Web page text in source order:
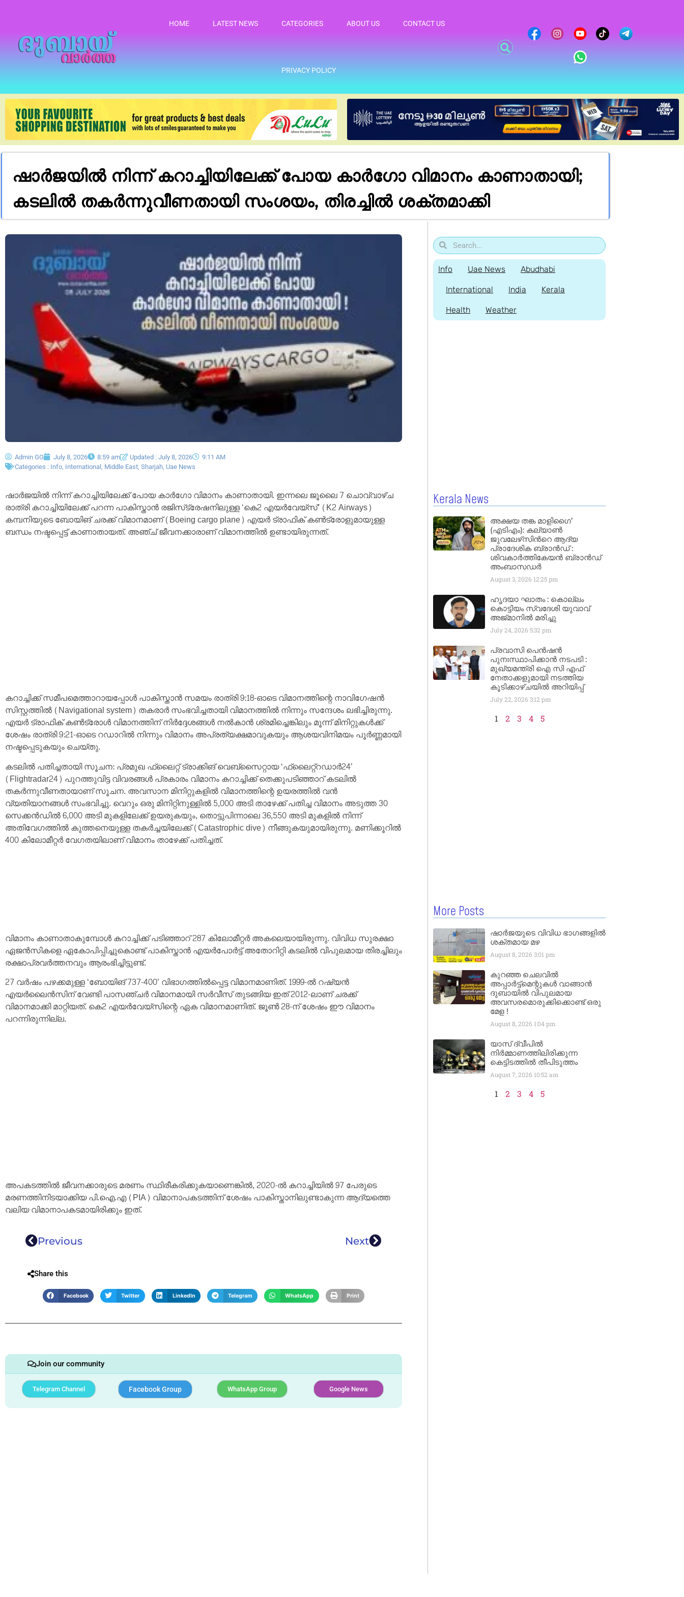
HOME LATEST NEWS CATEGORIES ABOUT US CONTACT US
PRIVACY POLICY
ഷാർജയിൽ നിന്ന് കറാച്ചിയിലേക്ക് പോയ കാർഗോ വിമാനം കാണാതായി;
കടലിൽ തകർന്നുവീണതായി സംശയം, തിരച്ചിൽ ശക്തമാക്കി
Admin GG July 8, 2026 8:59 am Updated : July 8, 2026
9:11 AM
Categories : Info International Middle East Sharjah Uae News
ഷാർജയിൽ നിന്ന് കറാച്ചിയിലേക്ക് പോയ കാർഗോ വിമാനം കാണാതായി. ഇന്നലെ ജൂലൈ 7 ചൊവ്വാഴ്ച
രാത്രി കറാച്ചിയിലേക്ക് പറന്ന പാകിസ്താൻ രജിസ്‌ട്രേഷനിലുള്ള ‘കെ2 എയർവേയ്‌സ്’ (K2 Airways)
കമ്പനിയുടെ ബോയിങ് ചരക്ക് വിമാനമാണ് (Boeing cargo plane) എയർ ട്രാഫിക് കൺട്രോളുമായുള്ള
ബന്ധം നഷ്ടപ്പെട്ട് കാണാതായത്. അഞ്ച് ജീവനക്കാരാണ് വിമാനത്തിൽ ഉണ്ടായിരുന്നത്.
കറാച്ചിക്ക് സമീപമെത്താറായപ്പോൾ പാകിസ്താൻ സമയം രാത്രി 9:18-ഓടെ വിമാനത്തിന്റെ നാവിഗേഷൻ
സിസ്റ്റത്തിൽ (Navigational system) തകരാർ സംഭവിച്ചതായി വിമാനത്തിൽ നിന്നും സന്ദേശം ലഭിച്ചിരുന്നു.
എയർ ട്രാഫിക് കൺട്രോൾ വിമാനത്തിന് നിർദ്ദേശങ്ങൾ നൽകാൻ ശ്രമിച്ചെങ്കിലും മൂന്ന് മിനിറ്റുകൾക്ക്
ശേഷം രാത്രി 9:21-ഓടെ റഡാറിൽ നിന്നും വിമാനം അപ്രത്യക്ഷമാവുകയും ആശയവിനിമയം പൂർണ്ണമായി
നഷ്ടപ്പെടുകയും ചെയ്തു.
കടലിൽ പതിച്ചതായി സൂചന: പ്രമുഖ ഫ്ലൈറ്റ് ട്രാക്കിങ് വെബ്‌സൈറ്റായ ‘ഫ്ലൈറ്റ്‌റഡാർ24’
(Flightradar24) പുറത്തുവിട്ട വിവരങ്ങൾ പ്രകാരം വിമാനം കറാച്ചിക്ക് തെക്കുപടിഞ്ഞാറ് കടലിൽ
തകർന്നുവീണതായാണ് സൂചന. അവസാന മിനിറ്റുകളിൽ വിമാനത്തിന്റെ ഉയരത്തിൽ വൻ
വ്യതിയാനങ്ങൾ സംഭവിച്ചു. വെറും ഒരു മിനിറ്റിനുള്ളിൽ 5,000 അടി താഴേക്ക് പതിച്ച വിമാനം അടുത്ത 30
സെക്കൻഡിൽ 6,000 അടി മുകളിലേക്ക് ഉയരുകയും, തൊട്ടുപിന്നാലെ 36,550 അടി മുകളിൽ നിന്ന്
അതിവേഗത്തിൽ കുത്തനെയുള്ള തകർച്ചയിലേക്ക് (Catastrophic dive) നീങ്ങുകയുമായിരുന്നു. മണിക്കൂറിൽ
400 കിലോമീറ്റർ വേഗതയിലാണ് വിമാനം താഴേക്ക് പതിച്ചത്.
വിമാനം കാണാതാകുമ്പോൾ കറാച്ചിക്ക് പടിഞ്ഞാറ് 287 കിലോമീറ്റർ അകലെയായിരുന്നു. വിവിധ സുരക്ഷാ
ഏജൻസികളെ ഏകോപിപ്പിച്ചുകൊണ്ട് പാകിസ്താൻ എയർപോർട്ട് അതോറിറ്റി കടലിൽ വിപുലമായ തിരച്ചിലും
രക്ഷാപ്രവർത്തനവും ആരംഭിച്ചിട്ടുണ്ട്.
27 വർഷം പഴക്കമുള്ള ‘ബോയിങ് 737-400’ വിഭാഗത്തിൽപ്പെട്ട വിമാനമാണിത്. 1999-ൽ റഷ്യൻ
എയർലൈൻസിന് വേണ്ടി പാസഞ്ചർ വിമാനമായി സർവീസ് തുടങ്ങിയ ഇത് 2012-ലാണ് ചരക്ക്
വിമാനമാക്കി മാറ്റിയത്. കെ2 എയർവേയ്‌സിന്റെ ഏക വിമാനമാണിത്. ജൂൺ 28-ന് ശേഷം ഈ വിമാനം
പറന്നിരുന്നില്ല.
അപകടത്തിൽ ജീവനക്കാരുടെ മരണം സ്ഥിരീകരിക്കുകയാണെങ്കിൽ, 2020-ൽ കറാച്ചിയിൽ 97 പേരുടെ
മരണത്തിനിടയാക്കിയ പി.ഐ.എ (PIA) വിമാനാപകടത്തിന് ശേഷം പാകിസ്താനിലുണ്ടാകുന്ന ആദ്യത്തെ
വലിയ വിമാനാപകടമായിരിക്കും ഇത്.
Previous Next
Share this
Facebook Twitter LinkedIn Telegram WhatsApp Print
Join our community
Telegram Channel Facebook Group WhatsApp Group Google News
Info Uae News Abudhabi
International India Kerala
Health Weather
Kerala News
അക്ഷയ തങ്ക മാളിഗൈ’
(എടിഎം): കല്യാണ്‍
ജുവലേഴ്‌സിന്‍റെ ആദ്യ
പ്രാദേശിക ബ്രാന്‍ഡ് :
ശിവകാര്‍ത്തികേയന്‍ ബ്രാന്‍ഡ്
അംബാസഡര്‍
August 3, 2026 12:25 pm
ഹൃദയാ ഘാതം : കൊല്ലം
കൊട്ടിയം സ്വദേശി യുവാവ്
അജ്മാനിൽ മരിച്ചു
July 24, 2026 5:32 pm
പ്രവാസി പെൻഷൻ
പുനഃസ്ഥാപിക്കാൻ നടപടി :
മുഖ്യമന്ത്രി ഐ സി എഫ്
നേതാക്കളുമായി നടത്തിയ
കൂടിക്കാഴ്ചയിൽ അറിയിപ്പ്
July 22, 2026 3:12 pm
1 2 3 4 5
More Posts
ഷാർജയുടെ വിവിധ ഭാഗങ്ങളിൽ
ശക്തമായ മഴ
August 8, 2026 3:01 pm
കുറഞ്ഞ ചെലവിൽ
അപ്പാർട്ട്മെന്റുകൾ വാങ്ങാൻ
ദുബായിൽ വിപുലമായ
അവസരമൊരുക്കിക്കൊണ്ട് ഒരു
മേള !
August 8, 2026 1:04 pm
യാസ് ദ്വീപിൽ
നിർമ്മാണത്തിലിരിക്കുന്ന
കെട്ടിടത്തിൽ തീപിടുത്തം
August 7, 2026 10:52 am
1 2 3 4 5